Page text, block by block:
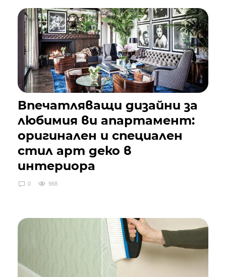
Впечатляващи дизайни за
любимия ви апартамент:
оригинален и специален
стил арт деко в
интериора
0 968